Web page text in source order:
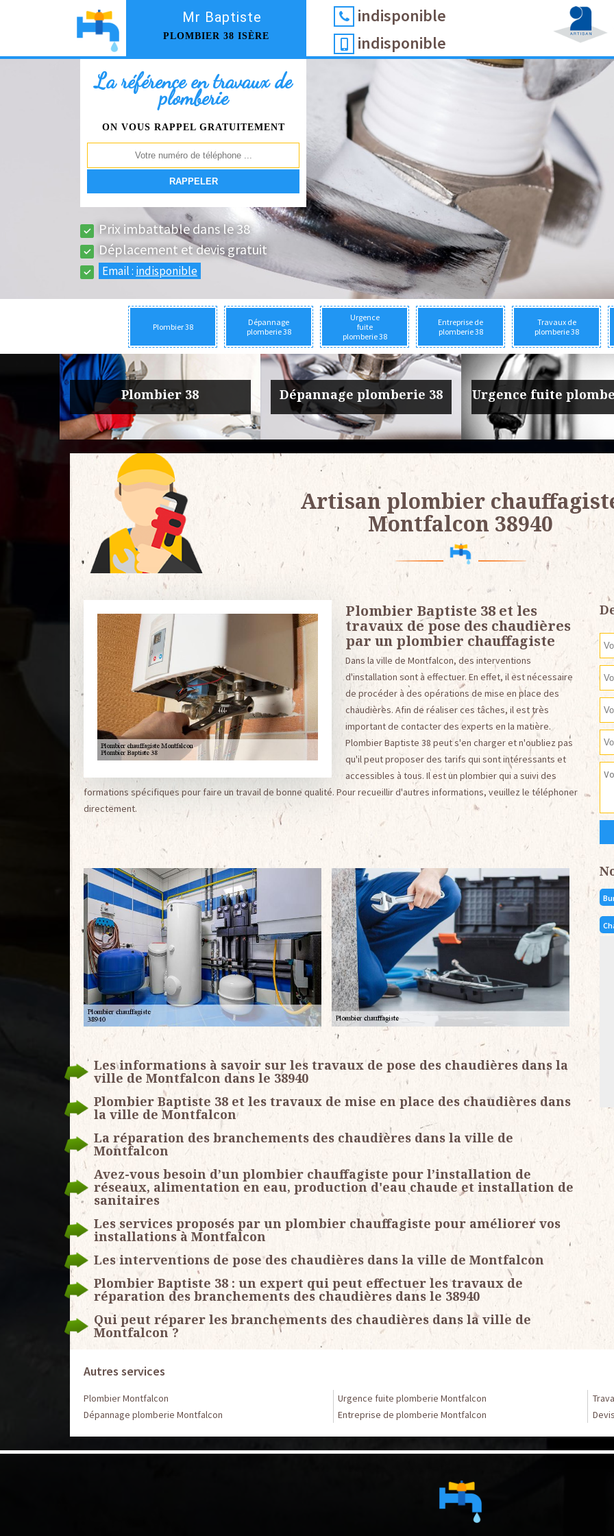
Mr Baptiste
PLOMBIER 38 ISÈRE
indisponible
indisponible
La référence en travaux de
plomberie
ON VOUS RAPPEL GRATUITEMENT
Prix imbattable dans le 38
Déplacement et devis gratuit
Email : indisponible
Plombier 38
Dépannage
plomberie 38
Urgence
fuite
plomberie 38
Entreprise de
plomberie 38
Travaux de
plomberie 38
38 Urgence fuite plomberie 38 Entreprise de plomberie 38 Travaux de
Artisan plombier
Montfalcon 38940
Plombier Baptiste 38 et les
travaux de pose des chaudières
par un plombier chauffagiste
Dans la ville de Montfalcon, des interventions
d'installation sont à effectuer. En effet, il est nécessaire
de procéder à des opérations de mise en place des
chaudières. Afin de réaliser ces tâches, il est très
important de contacter des experts en la matière.
Plombier Baptiste 38 peut s'en charger et n'oubliez pas
qu'il peut proposer des tarifs qui sont intéressants et
accessibles à tous. Il est un plombier qui a suivi des
formations spécifiques pour faire un travail de bonne qualité. Pour recueillir d'autres informations, veuillez le téléphoner
directement.
Les informations à savoir sur les travaux de pose des chaudières dans la
ville de Montfalcon dans le 38940
Plombier Baptiste 38 et les travaux de mise en place des chaudières dans
la ville de Montfalcon
La réparation des branchements des chaudières dans la ville de
Montfalcon
Avez-vous besoin d’un plombier chauffagiste pour l’installation de
réseaux, alimentation en eau, production d'eau chaude et installation de
sanitaires
Les services proposés par un plombier chauffagiste pour améliorer vos
installations à Montfalcon
Les interventions de pose des chaudières dans la ville de Montfalcon
Plombier Baptiste 38 : un expert qui peut effectuer les travaux de
réparation des branchements des chaudières dans le 38940
Qui peut réparer les branchements des chaudières dans la ville de
Montfalcon ?
Autres services
Plombier Montfalcon
Dépannage plomberie Montfalcon
Urgence fuite plomberie Montfalcon
Entreprise de plomberie Montfalcon